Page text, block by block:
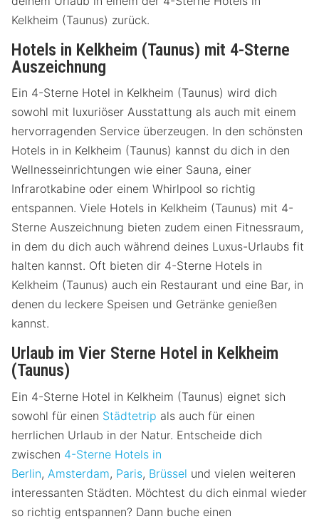
Kelkheim (Taunus) zurück.
Hotels in Kelkheim (Taunus) mit 4-Sterne
Auszeichnung
Ein 4-Sterne Hotel in Kelkheim (Taunus) wird dich
sowohl mit luxuriöser Ausstattung als auch mit einem
hervorragenden Service überzeugen. In den schönsten
Hotels in in Kelkheim (Taunus) kannst du dich in den
Wellnesseinrichtungen wie einer Sauna, einer
Infrarotkabine oder einem Whirlpool so richtig
entspannen. Viele Hotels in Kelkheim (Taunus) mit 4-
Sterne Auszeichnung bieten zudem einen Fitnessraum,
in dem du dich auch während deines Luxus-Urlaubs fit
halten kannst. Oft bieten dir 4-Sterne Hotels in
Kelkheim (Taunus) auch ein Restaurant und eine Bar, in
denen du leckere Speisen und Getränke genießen
kannst.
Urlaub im Vier Sterne Hotel in Kelkheim
(Taunus)
Ein 4-Sterne Hotel in Kelkheim (Taunus) eignet sich
sowohl für einen Städtetrip als auch für einen
herrlichen Urlaub in der Natur. Entscheide dich
zwischen 4-Sterne Hotels in
Berlin, Amsterdam, Paris, Brüssel und vielen weiteren
interessanten Städten. Möchtest du dich einmal wieder
so richtig entspannen? Dann buche einen